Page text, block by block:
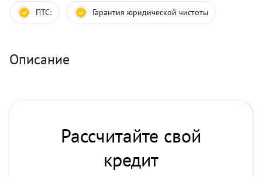
ПТС: Гарантия юридической чистоты
Описание
Рассчитайте свой
кредит